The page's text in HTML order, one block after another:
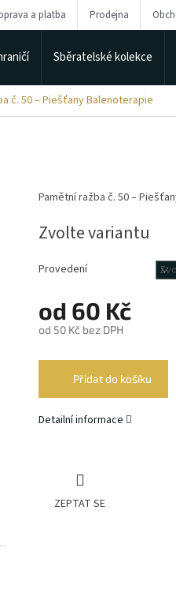
a platba Prodejna
Sběratelské kolekce
č. 50 – Piešťany Balenoterapie
od 60 Kč
od 50 Kč bez DPH
Zvolte variantu
Provedení
Přidat do košíku
Pamětní ražba č. 50 –
Detailní informace
ZEPTAT SE